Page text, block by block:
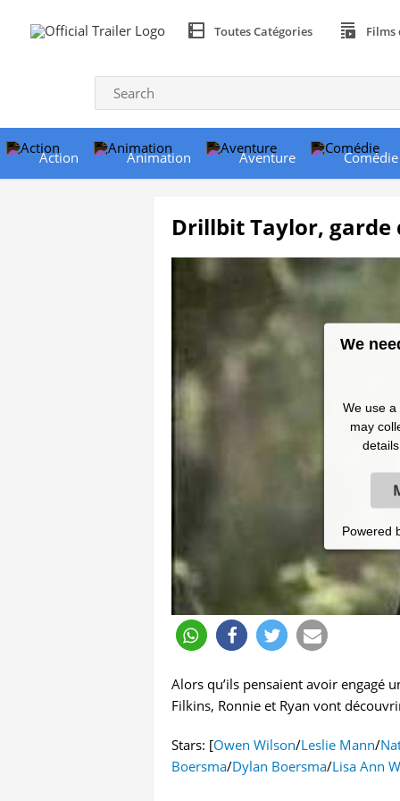
Toutes Catégories Films
Action Animation Aventure Comédie
Drillbit Taylor,
We
We use
may
Powered
Alors qu’ils pensaient avoir engagé
Filkins, Ronnie et Ryan vont
Stars: [Owen Wilson/Leslie Mann/
Boersma/Dylan Boersma/Lisa Ann